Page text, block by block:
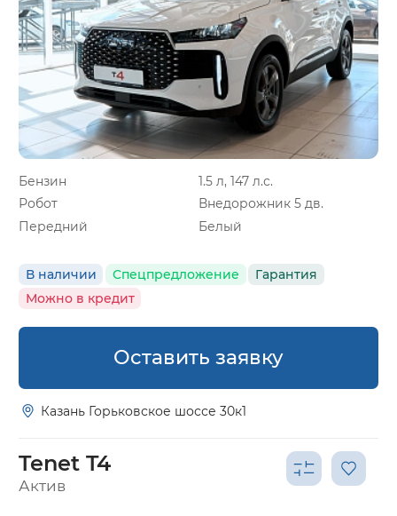
Бензин
1.5 л, 147 л.с.
Робот
Внедорожник 5 дв.
Передний
Белый
В наличии Спецпредложение
Гарантия
Можно в кредит
Оставить заявку
Казань Горьковское шоссе 30к1
Tenet T4
Актив